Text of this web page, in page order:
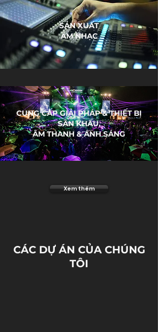
SẢN XUẤT
ÂM NHẠC
CUNG CẤP GIẢI PHÁP & THIẾT BỊ
SÂN KHẤU,
ÂM THANH & ÁNH SÁNG
Xem thêm
CÁC DỰ ÁN CỦA CHÚNG
TÔI